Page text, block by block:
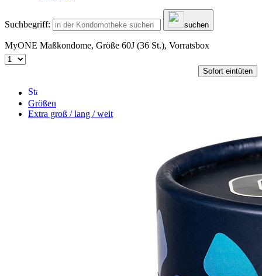
Suchbegriff: suchen
MyONE Maßkondome, Größe 60J (36 St.), Vorratsbox
Sofort eintüten
Größen
Extra groß / lang / weit